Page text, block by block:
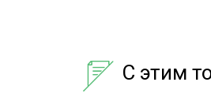
С этим